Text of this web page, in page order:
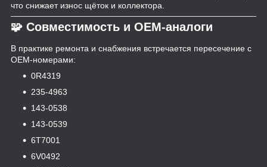
что снижает износ щёток и коллектора.
🧩 Совместимость и OEM-аналоги
В практике ремонта и снабжения встречается пересечение с
OEM-номерами:
0R4319
235-4963
143-0538
143-0539
6T7001
6V0492